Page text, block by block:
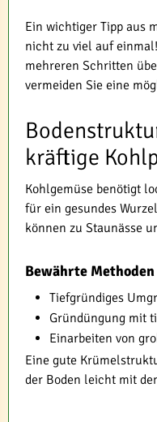
Ein wichtiger Tipp aus
nicht zu viel auf
mehreren Schritten
vermeiden Sie eine
kräftige
Kohlgemüse benötigt
für ein gesundes
können zu Staunässe
Bewährte
Tiefgründiges
Gründüngung mit
Einarbeiten von
Eine gute
der Boden leicht mit